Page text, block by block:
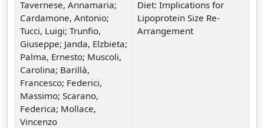
Tavernese, Annamaria;
Cardamone, Antonio;
Tucci, Luigi; Trunfio,
Giuseppe; Janda, Elzbieta;
Palma, Ernesto; Muscoli,
Carolina; Barillà,
Francesco; Federici,
Massimo; Scarano,
Federica; Mollace,
Vincenzo
Diet: Implications for
Lipoprotein Size Re-
Arrangement